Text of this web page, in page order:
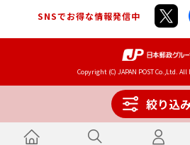
絞り込
SNSでお得な情報発信中
Copyright (C) JAPAN POST Co.,Ltd.